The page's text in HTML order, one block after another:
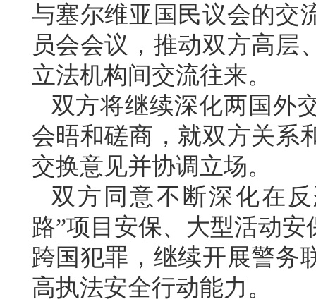
与塞尔维亚国民议会的交
员会会议，推动双方高层
立法机构间交流往来。
双方将继续深化两国外
会晤和磋商，就双方关系
交换意见并协调立场。
双方同意不断深化在
路”项目安保、大型活动
跨国犯罪，继续开展警务
高执法安全行动能力。